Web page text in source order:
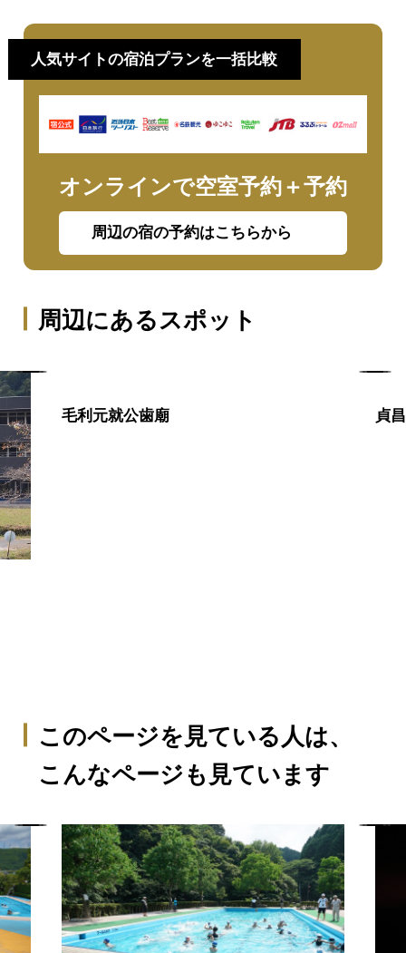
人気サイトの宿泊プランを一括比較
オンラインで空室予約＋予約
周辺の宿の予約はこちらから
周辺にあるスポット
毛利元就公歯廟 貞
このページを見ている人は、
こんなページも見ています